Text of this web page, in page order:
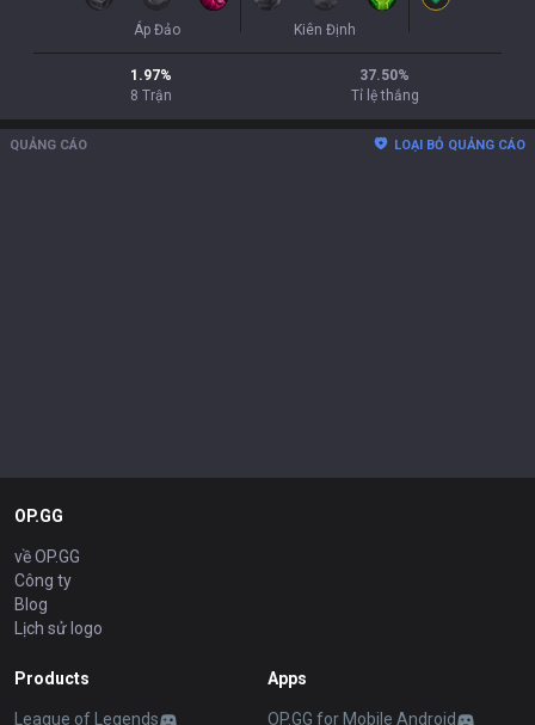
Áp Đảo Kiên Định
1.97%
8 Trận
37.50%
Tỉ lệ thắng
QUẢNG CÁO LOẠI BỎ QUẢNG CÁO
OP.GG
về OP.GG
Công ty
Blog
Lịch sử logo
Products
League of Legends
Apps
OP.GG for Mobile Android